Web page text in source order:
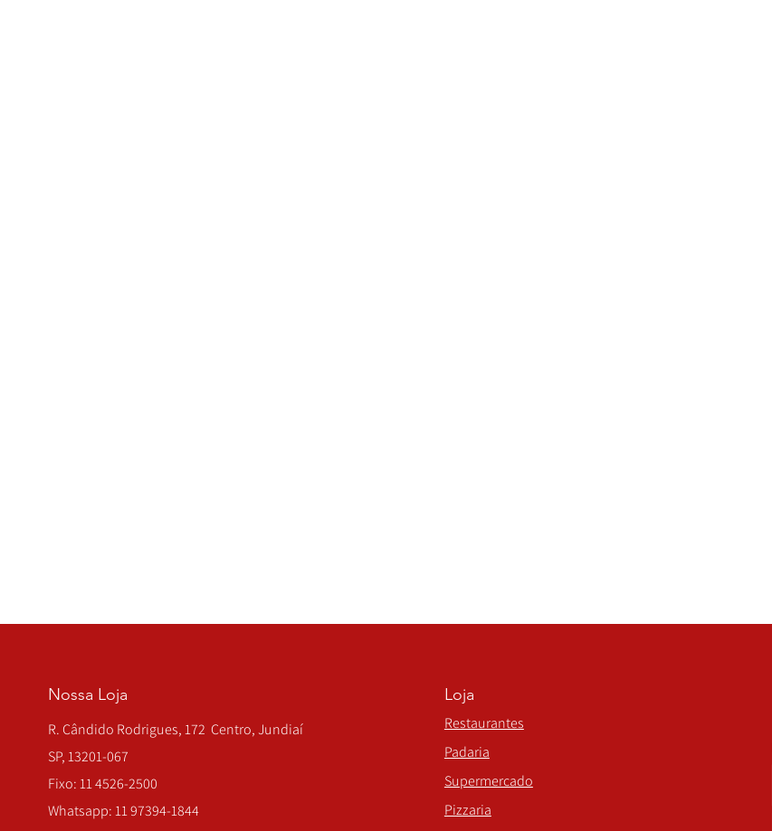
Nossa Loja
R. Cândido Rodrigues, 172 Centro, Jundiaí
SP, 13201-067
Fixo: 11 4526-2500
Whatsapp: 11 97394-1844
Loja
Restaurantes
Padaria
Supermercado
Pizzaria